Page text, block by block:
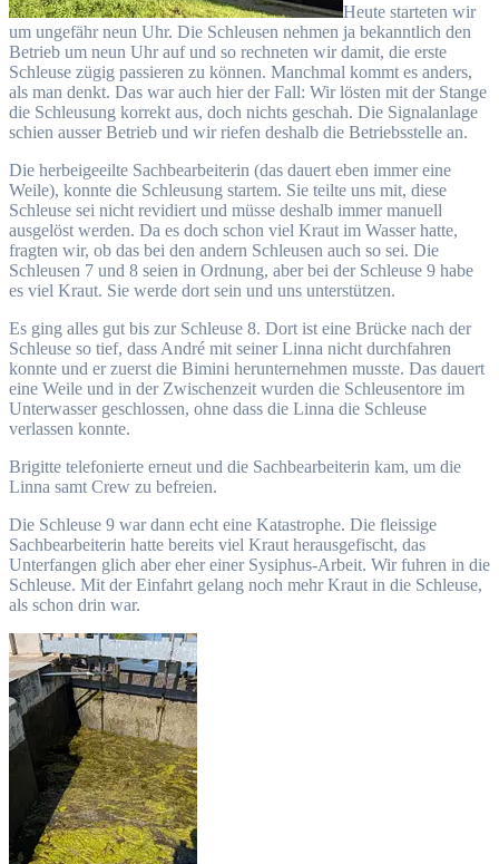
Heute starteten wir
um ungefähr neun Uhr. Die Schleusen nehmen ja bekanntlich den
Betrieb um neun Uhr auf und so rechneten wir damit, die erste
Schleuse zügig passieren zu können. Manchmal kommt es anders,
als man denkt. Das war auch hier der Fall: Wir lösten mit der Stange
die Schleusung korrekt aus, doch nichts geschah. Die Signalanlage
schien ausser Betrieb und wir riefen deshalb die Betriebsstelle an.
Die herbeigeeilte Sachbearbeiterin (das dauert eben immer eine
Weile), konnte die Schleusung startem. Sie teilte uns mit, diese
Schleuse sei nicht revidiert und müsse deshalb immer manuell
ausgelöst werden. Da es doch schon viel Kraut im Wasser hatte,
fragten wir, ob das bei den andern Schleusen auch so sei. Die
Schleusen 7 und 8 seien in Ordnung, aber bei der Schleuse 9 habe
es viel Kraut. Sie werde dort sein und uns unterstützen.
Es ging alles gut bis zur Schleuse 8. Dort ist eine Brücke nach der
Schleuse so tief, dass André mit seiner Linna nicht durchfahren
konnte und er zuerst die Bimini herunternehmen musste. Das dauert
eine Weile und in der Zwischenzeit wurden die Schleusentore im
Unterwasser geschlossen, ohne dass die Linna die Schleuse
verlassen konnte.
Brigitte telefonierte erneut und die Sachbearbeiterin kam, um die
Linna samt Crew zu befreien.
Die Schleuse 9 war dann echt eine Katastrophe. Die fleissige
Sachbearbeiterin hatte bereits viel Kraut herausgefischt, das
Unterfangen glich aber eher einer Sysiphus-Arbeit. Wir fuhren in die
Schleuse. Mit der Einfahrt gelang noch mehr Kraut in die Schleuse,
als schon drin war.